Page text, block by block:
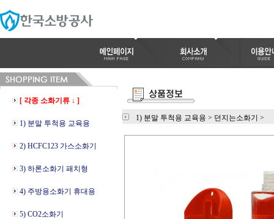
[ 각종 소화기류 ↓ ]
1) 분말 투척용 교육용
2) HCFC123 가스소화기
3) 하론소화기 패치형
4) 주방용소화기 휴대용
5) CO2소화기
1) 분말 투척용 교육용 > 던지는소화기 >